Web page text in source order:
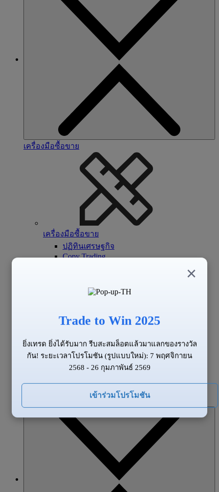
เครื่องมือซื้อขาย
เครื่องมือซื้อขาย
ปฏิทินเศรษฐกิจ
Copy Trading
ข้อมูลของตลาด
ข่าวสาร
×
Trade to Win 2025
ยิ่งเทรด ยิ่งได้รับมาก รีบสะสมล็อตแล้วมาแลกของรางวัล
กัน! ระยะเวลาโปรโมชัน (รูปแบบใหม่): 7 พฤศจิกายน
2568 - 26 กุมภาพันธ์ 2569
เข้าร่วมโปรโมชัน